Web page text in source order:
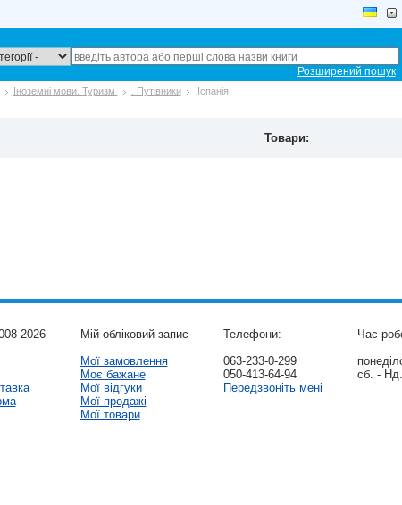
Розширений пошук
Іноземні мови. Туризм . Путівники Іспанія
Товари:
2026
Мій обліковий запис
Мої замовлення
Моє бажане
Мої відгуки
Мої продажі
Мої товари
Телефони:
063-233-0-299
050-413-64-94
Передзвоніть мені
Час
сб. -